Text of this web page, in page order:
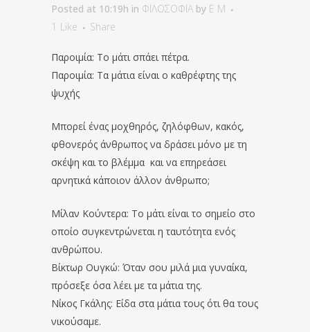
Posted at 10:19h in ΦΙΛΟΣΟΦΙΑ by E M
1 Like Share
Παροιμία: Το μάτι σπάει πέτρα.
Παροιμία: Τα μάτια είναι ο καθρέφτης της
ψυχής
Μπορεί ένας μοχθηρός, ζηλόφθων, κακός,
φθονερός άνθρωπος να δράσει μόνο με τη
σκέψη και το βλέμμα και να επηρεάσει
αρνητικά κάποιον άλλον άνθρωπο;
Μίλαν Κούντερα: Το μάτι είναι το σημείο στο
οποίο συγκεντρώνεται η ταυτότητα ενός
ανθρώπου.
Βίκτωρ Ουγκώ: Όταν σου μιλά μια γυναίκα,
πρόσεξε όσα λέει με τα μάτια της.
Νίκος Γκάλης: Είδα στα μάτια τους ότι θα τους
νικούσαμε.